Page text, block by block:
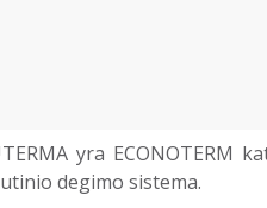
yra ECONOTERM
degimo sistema.